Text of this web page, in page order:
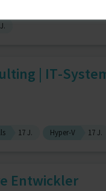
| IT-
17 J. Hyper-V 17 J.
Entwickler